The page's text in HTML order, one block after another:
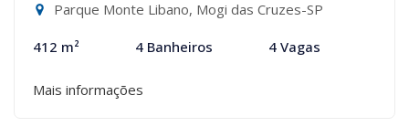
Parque Monte Libano, Mogi das Cruzes-SP
412 m² 4 Banheiros 4 Vagas
Mais informações